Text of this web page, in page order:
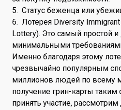
5. Статус беженца или
6. Лотерея Diversity
Lottery). Это самый простой и
минимальными
Именно благодаря этому
чрезвычайно популярным
миллионов людей по всему
получение грин-карты таким
принять участие, рассмотрим